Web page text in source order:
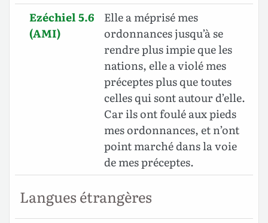
Ezéchiel 5.6
(AMI)
Elle a méprisé mes
ordonnances jusqu’à se
rendre plus impie que les
nations, elle a violé mes
préceptes plus que toutes
celles qui sont autour d’elle.
Car ils ont foulé aux pieds
mes ordonnances, et n’ont
point marché dans la voie
de mes préceptes.
Langues étrangères